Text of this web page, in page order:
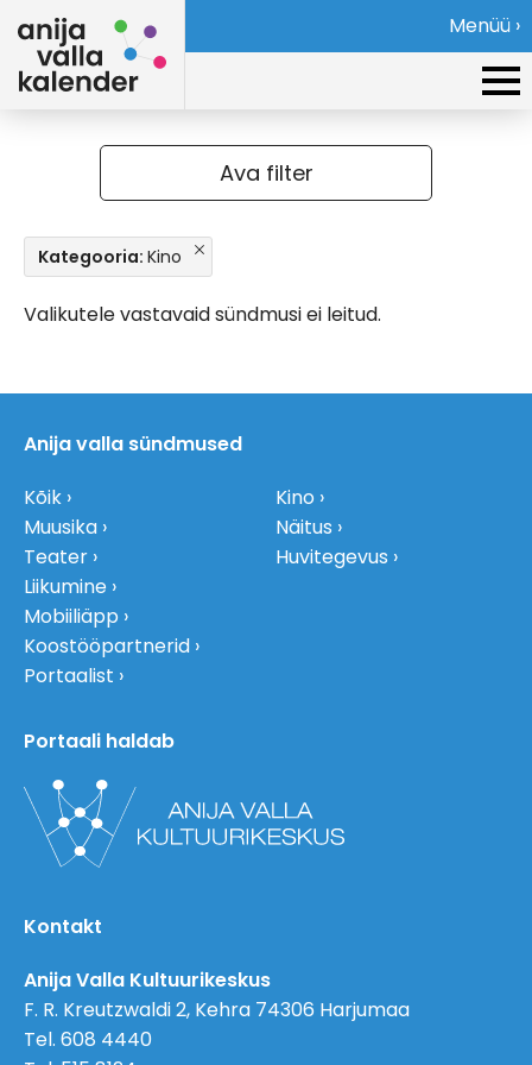
Menüü ›
Ava filter
Kategooria:Kino
Valikutele vastavaid sündmusi ei leitud.
Anija valla sündmused
Kõik
Muusika
Teater
Liikumine
Kino
Näitus
Huvitegevus
Mobiiliäpp
Koostööpartnerid
Portaalist
Portaali haldab
Kontakt
Anija Valla Kultuurikeskus
F. R. Kreutzwaldi 2, Kehra 74306 Harjumaa
Tel. 608 4440